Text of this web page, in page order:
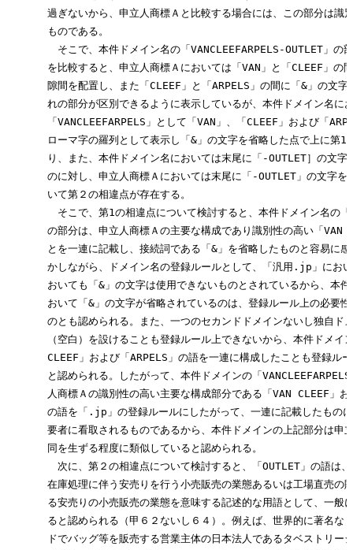
過ぎないから、申立人商標Ａと比較する場合には、この部分は識別
ものである。
そこで、本件ドメイン名の「VANCLEEFARPELS-OUTLET」の部
を比較すると、申立人商標Ａにおいては「VAN」と「CLEEF」の間
隙間を配置し、また「CLEEF」と「ARPELS」の間に「&」の文字
れの部分が区別できるように表示しているが、本件ドメイン名に
「VANCLEEFARPELS」として「VAN」、「CLEEF」および「
ローマ字の羅列として表示し「&」の文字を省略した点で上に第1
り、また、本件ドメイン名においては末尾に「-OUTLET］の文字
のに対し、申立人商標Ａにおいては末尾に「-OUTLET」の文字を
いて第２の相違点が存在する。
そこで、第1の相違点について検討すると、本件ドメイン名の「
の部分は、申立人商標Ａの主要な構成であり識別性の高い「VAN
とを一連に記載し、接続詞である「&」を省略したものと容易に感
かしながら、ドメイン名の登録ルールとして、「汎用.jp」におい
おいても「&」の文字は使用できないものとされているから、本件
おいて「&」の文字が省略されているのは、登録ルール上の必要性
のとも認められる。また、一つのセカンドドメインないし独自ドメ
（空白）を設けることも登録ルール上できないから、本件ドメイン
CLEEF」および「ARPELS」の語を一連に構成したことも登録ルー
と認められる。したがって、本件ドメインの「VANCLEEFARPELS
人商標Ａの識別性の高い主要な構成部分である「VAN CLEEF」お
の語を「.jp」の登録ルールにしたがって、一連に記載したものに
要者に看取されるものであるから、本件ドメインの上記部分は申立
同を生ずる程度に類似していると認められる。
次に、第２の相違点について検討すると、「OUTLET」の語は、
在庫処理に伴う安売りを行う小売販売の業態あるいは工場直売の販
る安売りの小売販売の業態を意味する記述的な用語として、一般に
ると認められる（甲６２ないし６４）。例えば、世界的に著名な
ドでバッグ等を販売する営業主体の日本法人であるタベストリージ